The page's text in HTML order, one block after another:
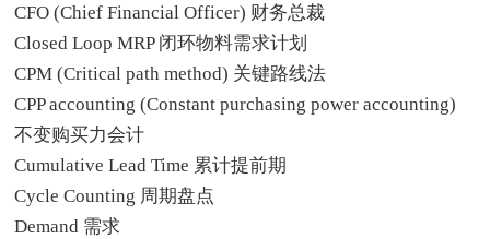
CFO (Chief Financial Officer) 财务总裁
Closed Loop MRP 闭环物料需求计划
CPM (Critical path method) 关键路线法
CPP accounting (Constant purchasing power accounting)
不变购买力会计
Cumulative Lead Time 累计提前期
Cycle Counting 周期盘点
Demand 需求